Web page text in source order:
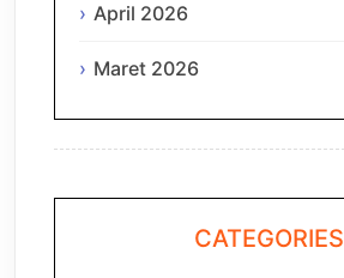
April 2026
Maret 2026
CATEGORIES